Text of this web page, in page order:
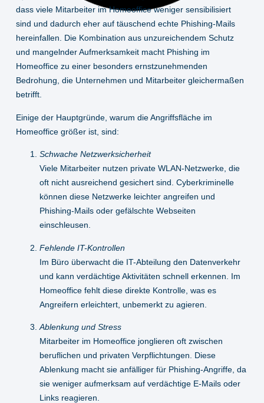
dass viele Mitarbeiter im Homeoffice weniger sensibilisiert
sind und dadurch eher auf täuschend echte Phishing-Mails
hereinfallen. Die Kombination aus unzureichendem Schutz
und mangelnder Aufmerksamkeit macht Phishing im
Homeoffice zu einer besonders ernstzunehmenden
Bedrohung, die Unternehmen und Mitarbeiter gleichermaßen
betrifft.
Einige der Hauptgründe, warum die Angriffsfläche im
Homeoffice größer ist, sind:
Schwache Netzwerksicherheit
Viele Mitarbeiter nutzen private WLAN-Netzwerke, die
oft nicht ausreichend gesichert sind. Cyberkriminelle
können diese Netzwerke leichter angreifen und
Phishing-Mails oder gefälschte Webseiten
einschleusen.
Fehlende IT-Kontrollen
Im Büro überwacht die IT-Abteilung den Datenverkehr
und kann verdächtige Aktivitäten schnell erkennen. Im
Homeoffice fehlt diese direkte Kontrolle, was es
Angreifern erleichtert, unbemerkt zu agieren.
Ablenkung und Stress
Mitarbeiter im Homeoffice jonglieren oft zwischen
beruflichen und privaten Verpflichtungen. Diese
Ablenkung macht sie anfälliger für Phishing-Angriffe, da
sie weniger aufmerksam auf verdächtige E-Mails oder
Links reagieren.